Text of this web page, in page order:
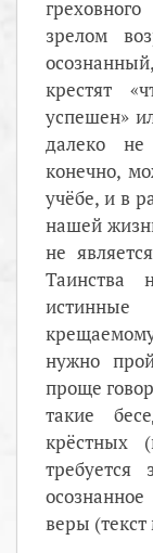
зрелом
крестят
успешен»
далеко
конечно,
учёбе, и в
нашей
не
Таинства
нужно
проще
такие
крёстных
веры